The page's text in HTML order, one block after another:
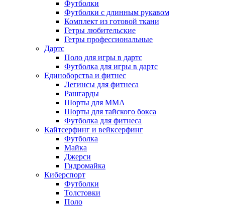
Футболки
Футболки с длинным рукавом
Комплект из готовой ткани
Гетры любительские
Гетры профессиональные
Дартс
Поло для игры в дартс
Футболка для игры в дартс
Единоборства и фитнес
Легинсы для фитнеса
Рашгарды
Шорты для MMA
Шорты для тайского бокса
Футболка для фитнеса
Кайтсерфинг и вейксерфинг
Футболка
Майка
Джерси
Гидромайка
Киберспорт
Футболки
Толстовки
Поло